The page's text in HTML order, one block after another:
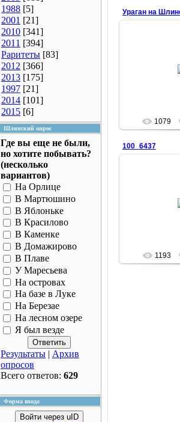
1988 [5]
2001 [21]
2010 [341]
2011 [394]
Раритеты [83]
2012 [366]
2013 [175]
1997 [21]
2014 [101]
2015 [6]
Шлинский опрос
Где вы еще не были,
но хотите побывать?
(несколько
вариантов)
На Орлице
В Мартюшино
В Яблоньке
В Красилово
В Каменке
В Домажирово
В Плаве
У Маресьева
На островах
На базе в Луке
На Березае
На лесном озере
Я был везде
Результаты | Архив
опросов
Всего ответов: 629
Форма входа
Войти через uID
Ураган на
1079
100_6437
1193